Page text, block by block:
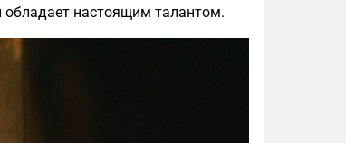
обладает настоящим талантом.